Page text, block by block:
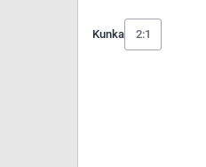
Kunka 2:1